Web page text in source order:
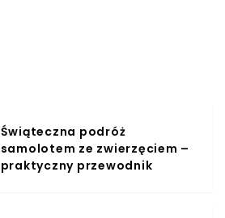
Świąteczna podróż
samolotem ze zwierzęciem –
praktyczny przewodnik